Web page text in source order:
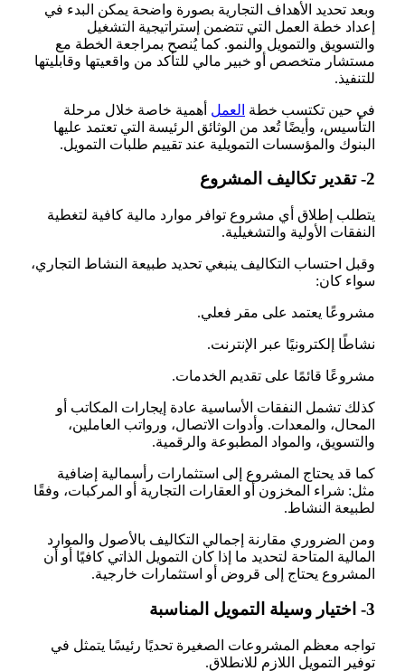
وبعد تحديد الأهداف التجارية بصورة واضحة يمكن البدء في
إعداد خطة العمل التي تتضمن إستراتيجية التشغيل
والتسويق والتمويل والنمو. كما يُنصح بمراجعة الخطة مع
مستشار متخصص أو خبير مالي للتأكد من واقعيتها وقابليتها
للتنفيذ.
في حين تكتسب خطة العملأهمية خاصة خلال مرحلة
التأسيس، وأيضًا تُعد من الوثائق الرئيسة التي تعتمد عليها
البنوك والمؤسسات التمويلية عند تقييم طلبات التمويل.
2- تقدير تكاليف المشروع
يتطلب إطلاق أي مشروع توافر موارد مالية كافية لتغطية
النفقات الأولية والتشغيلية.
وقبل احتساب التكاليف ينبغي تحديد طبيعة النشاط التجاري،
سواء كان:
مشروعًا يعتمد على مقر فعلي.
نشاطًا إلكترونيًا عبر الإنترنت.
مشروعًا قائمًا على تقديم الخدمات.
كذلك تشمل النفقات الأساسية عادة إيجارات المكاتب أو
المحال، والمعدات. وأدوات الاتصال، ورواتب العاملين،
والتسويق، والمواد المطبوعة والرقمية.
كما قد يحتاج المشروع إلى استثمارات رأسمالية إضافية
مثل: شراء المخزون أو العقارات التجارية أو المركبات، وفقًا
لطبيعة النشاط.
ومن الضروري مقارنة إجمالي التكاليف بالأصول والموارد
المالية المتاحة لتحديد ما إذا كان التمويل الذاتي كافيًا أو أن
المشروع يحتاج إلى قروض أو استثمارات خارجية.
3- اختيار وسيلة التمويل المناسبة
تواجه معظم المشروعات الصغيرة تحديًا رئيسًا يتمثل في
توفير التمويل اللازم للانطلاق.